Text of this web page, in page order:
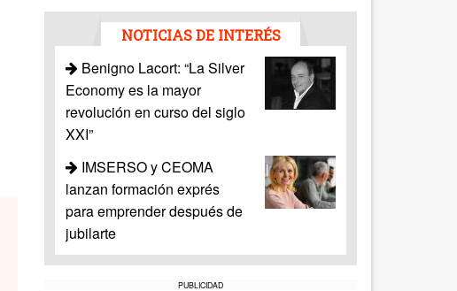
NOTICIAS DE INTERÉS
Benigno Lacort: “La Silver
Economy es la mayor
revolución en curso del siglo
XXI”
IMSERSO y CEOMA
lanzan formación exprés
para emprender después de
jubilarte
PUBLICIDAD